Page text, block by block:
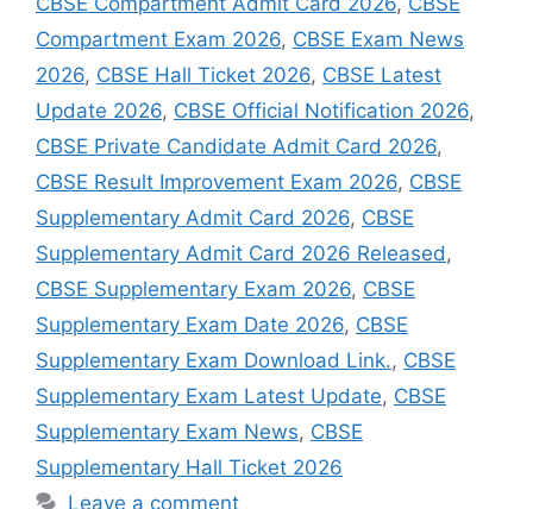
Compartment Exam 2026, CBSE Exam News
2026, CBSE Hall Ticket 2026, CBSE Latest
Update 2026, CBSE Official Notification 2026,
CBSE Private Candidate Admit Card 2026,
CBSE Result Improvement Exam 2026, CBSE
Supplementary Admit Card 2026, CBSE
Supplementary Admit Card 2026 Released ,
CBSE Supplementary Exam 2026, CBSE
Supplementary Exam Date 2026, CBSE
Supplementary Exam Download Link., CBSE
Supplementary Exam Latest Update, CBSE
Supplementary Exam News, CBSE
Supplementary Hall Ticket 2026
Leave a comment